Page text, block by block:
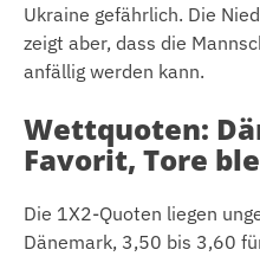
Ukraine gefährlich. Die
zeigt aber, dass die
anfällig werden kann.
Wettquoten:
Favorit, Tore
Die 1X2-Quoten liegen
Dänemark, 3,50 bis 3,60